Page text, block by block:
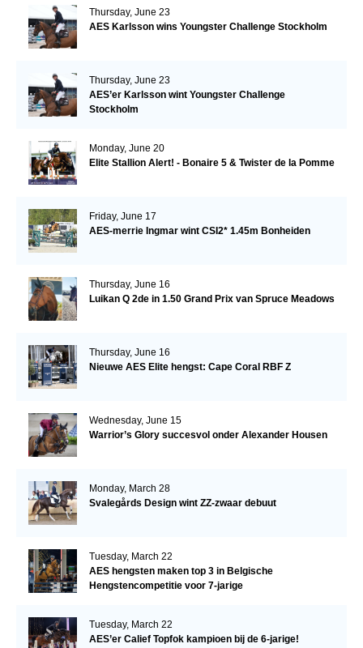
Thursday, June 23
AES Karlsson wins Youngster Challenge Stockholm
Thursday, June 23
AES’er Karlsson wint Youngster Challenge
Stockholm
Monday, June 20
Elite Stallion Alert! - Bonaire 5 & Twister de la Pomme
Friday, June 17
AES-merrie Ingmar wint CSI2* 1.45m Bonheiden
Thursday, June 16
Luikan Q 2de in 1.50 Grand Prix van Spruce Meadows
Thursday, June 16
Nieuwe AES Elite hengst: Cape Coral RBF Z
Wednesday, June 15
Warrior’s Glory succesvol onder Alexander Housen
Monday, March 28
Svalegårds Design wint ZZ-zwaar debuut
Tuesday, March 22
AES hengsten maken top 3 in Belgische
Hengstencompetitie voor 7-jarige
Tuesday, March 22
AES’er Calief Topfok kampioen bij de 6-jarige!